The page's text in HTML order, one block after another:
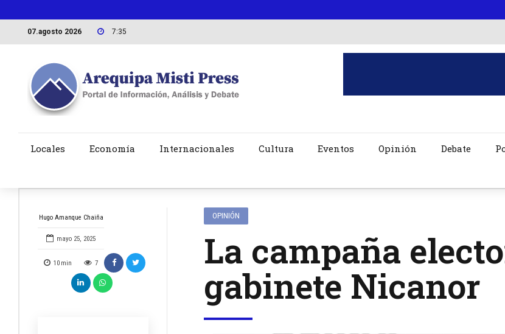
07.agosto 2026 7:35
Locales Economía Internacionales Cultura Eventos Opinión Debate
Hugo Amanque Chaiña
mayo 25, 2025
10 min 7
OPINIÓN
La campaña
gabinete Nicanor